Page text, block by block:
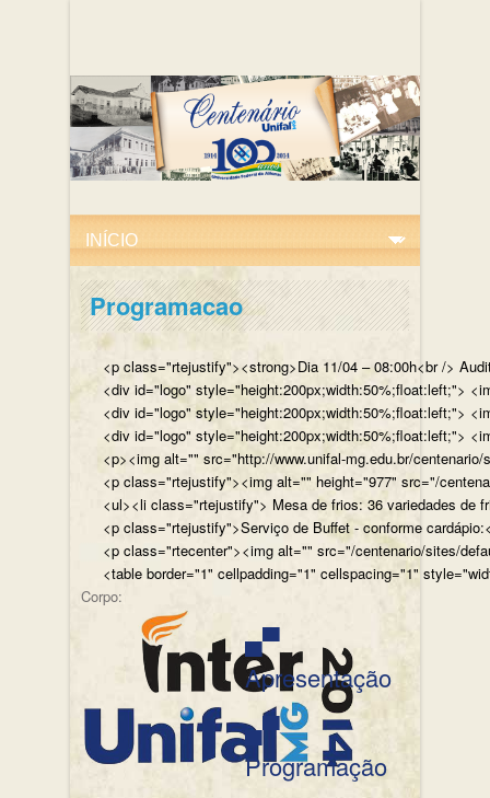
Programacao
<p class="rtejustify"><strong>Dia 11/04 – 08:00h<br />
<div id="logo" style="height:200px;width:50%;float:left;">
<div id="logo" style="height:200px;width:50%;float:left;">
<div id="logo" style="height:200px;width:50%;float:left;">
<p><img alt="" src="http://www.unifal-mg.edu.br/
<p class="rtejustify"><img alt="" height="977" src="/
<ul><li class="rtejustify"> Mesa de frios: 36 variedades de
<p class="rtejustify">Serviço de Buffet - conforme
<p class="rtecenter"><img alt="" src="/centenario/sites/
<table border="1" cellpadding="1" cellspacing="1"
Corpo:
▄▀
Apresentação
▄▀
Programação